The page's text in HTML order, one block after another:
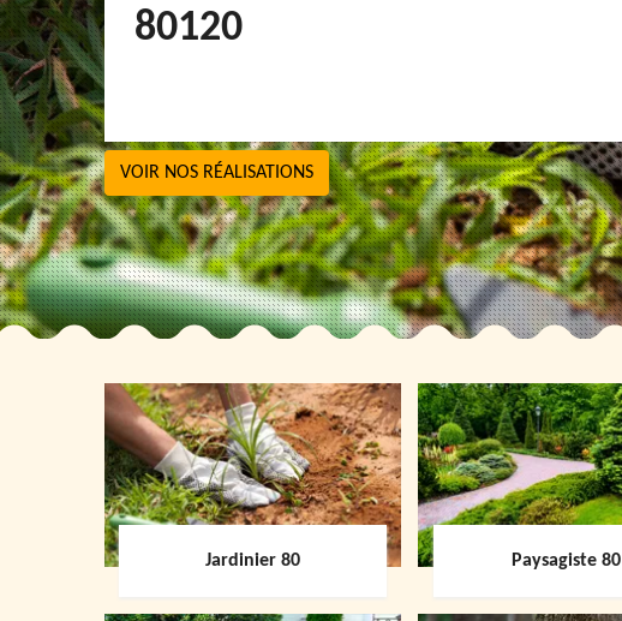
80120
VOIR NOS RÉALISATIONS
Jardinier 80 Paysagiste 80